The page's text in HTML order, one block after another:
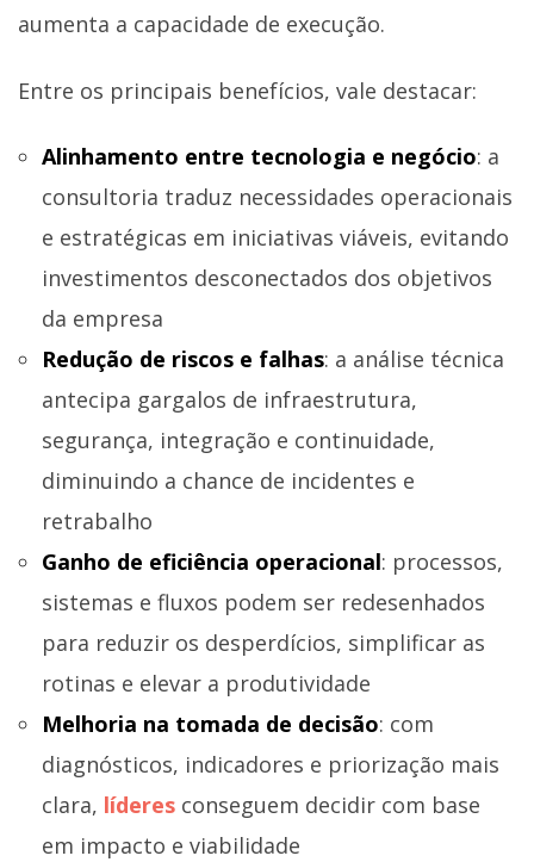
aumenta a capacidade de execução.
Entre os principais benefícios, vale destacar:
Alinhamento entre tecnologia e negócio: a
consultoria traduz necessidades operacionais
e estratégicas em iniciativas viáveis, evitando
investimentos desconectados dos objetivos
da empresa
Redução de riscos e falhas: a análise técnica
antecipa gargalos de infraestrutura,
segurança, integração e continuidade,
diminuindo a chance de incidentes e
retrabalho
Ganho de eficiência operacional: processos,
sistemas e fluxos podem ser redesenhados
para reduzir os desperdícios, simplificar as
rotinas e elevar a produtividade
Melhoria na tomada de decisão: com
diagnósticos, indicadores e priorização mais
clara, líderes conseguem decidir com base
em impacto e viabilidade